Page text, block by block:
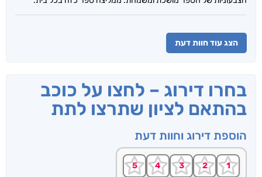
הצג עוד חוות דעת
בחרו דירוג – לחצו על כוכב
בהתאם לציון שתרצו לתת
הוספת דירוג וחוות דעת